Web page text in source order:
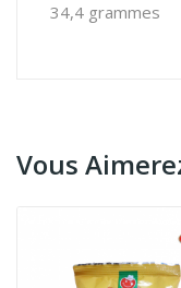
34,4 grammes
Vous